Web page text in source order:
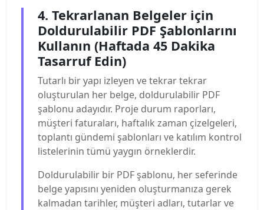
4. Tekrarlanan Belgeler için
Doldurulabilir PDF Şablonlarını
Kullanın (Haftada 45 Dakika
Tasarruf Edin)
Tutarlı bir yapı izleyen ve tekrar tekrar
oluşturulan her belge, doldurulabilir PDF
şablonu adayıdır. Proje durum raporları,
müşteri faturaları, haftalık zaman çizelgeleri,
toplantı gündemi şablonları ve katılım kontrol
listelerinin tümü yaygın örneklerdir.
Doldurulabilir bir PDF şablonu, her seferinde
belge yapısını yeniden oluşturmanıza gerek
kalmadan tarihler, müşteri adları, tutarlar ve